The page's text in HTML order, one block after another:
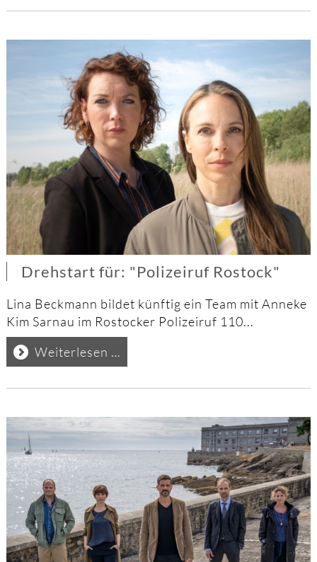
"Polizeiruf
Drehstart für: "Polizeiruf Rostock"
Lina Beckmann bildet künftig ein Team mit Anneke
Kim Sarnau im Rostocker Polizeiruf 110...
Weiterlesen …
für:
"Polizeiruf